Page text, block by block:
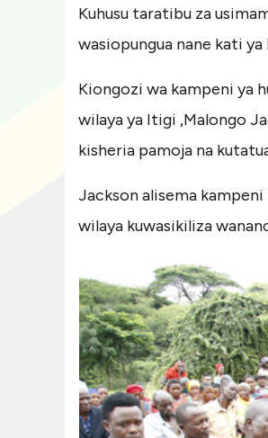
Kuhusu taratibu za
wasiopungua nane kati
Kiongozi wa kampeni ya
wilaya ya Itigi ,Malongo
kisheria pamoja na
Jackson alisema
wilaya kuwasikiliza